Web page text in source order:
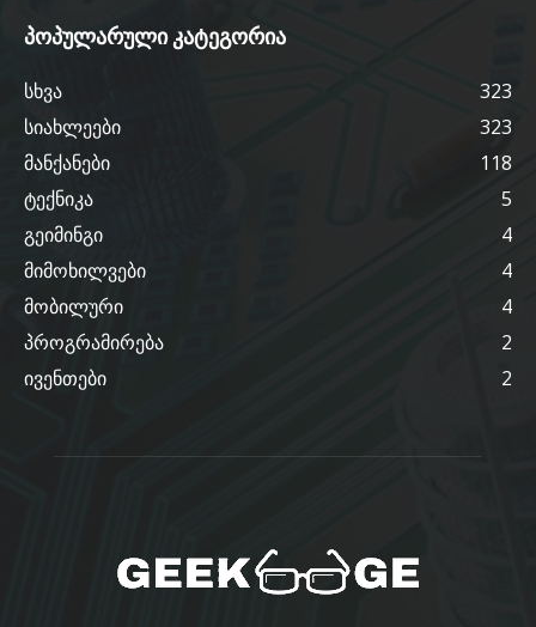
პოპულარული კატეგორია
სხვა
323
სიახლეები
323
მანქანები
118
ტექნიკა
5
გეიმინგი
4
მიმოხილვები
4
მობილური
4
პროგრამირება
2
ივენთები
2